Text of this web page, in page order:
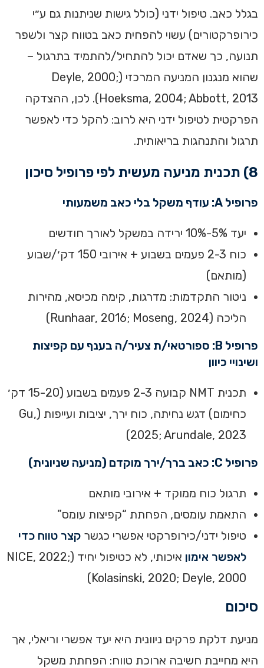
בגלל כאב. טיפול ידני (כולל גישות שניתנות גם ע״י
כירופרקטורים) עשוי להפחית כאב בטווח קצר ולשפר
תנועה, כך שאדם יכול להתחיל/להתמיד בתרגול –
שהוא מנגנון המניעה המרכזי (Deyle, 2000;
Hoeksma, 2004; Abbott, 2013). לכן, ההצדקה
הפרקטית לטיפול ידני היא לרוב: להקל כדי לאפשר
תרגול והתנהגות בריאותית.
8) תכנית מניעה מעשית לפי פרופיל סיכון
פרופיל A: עודף משקל בלי כאב משמעותי
יעד 5%-10% ירידה במשקל לאורך חודשים
כוח 2-3 פעמים בשבוע + אירובי 150 דק׳/שבוע
(מותאם)
ניטור התקדמות: מדרגות, קימה מכיסא, מהירות
הליכה (Runhaar, 2016; Moseng, 2024)
פרופיל B: ספורטאי/ת צעיר/ה בענף עם קפיצות
ושינויי כיוון
תכנית NMT קבועה 2-3 פעמים בשבוע (15-20 דק׳
כחימום) דגש נחיתה, כוח ירך, יציבות ועייפות (Gu,
2025; Arundale, 2023)
פרופיל C: כאב ברך/ירך מוקדם (מניעה שניונית)
תרגול כוח ממוקד + אירובי מותאם
התאמת עומסים, הפחתת “קפיצות עומס”
טיפול ידני/כירופרקטי אפשרי כגשר קצר טווח כדי
לאפשר אימון
איכותי, לא כטיפול יחיד (NICE, 2022;
Kolasinski, 2020; Deyle, 2000)
סיכום
מניעת דלקת פרקים ניוונית היא יעד אפשרי וריאלי, אך
היא מחייבת חשיבה ארוכת טווח: הפחתת משקל